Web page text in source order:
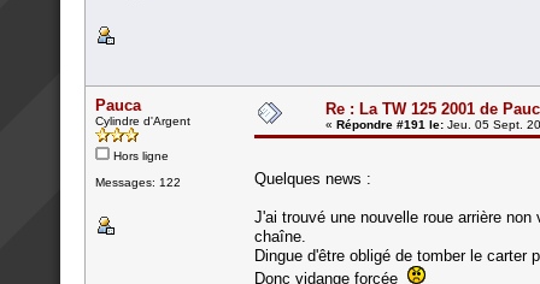
Pauca
Cylindre d'Argent
Hors ligne
Messages: 122
Re : La TW 125 2001 de
« Répondre #191 le: Jeu. 05 Sept.
Quelques news :
J'ai trouvé une nouvelle roue arrière
chaîne.
Dingue d'être obligé de tomber le carter
Donc vidange forcée